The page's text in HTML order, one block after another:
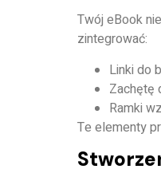
Twój eBook
zintegrować:
Linki do
Zachętę
Ramki
Te elementy